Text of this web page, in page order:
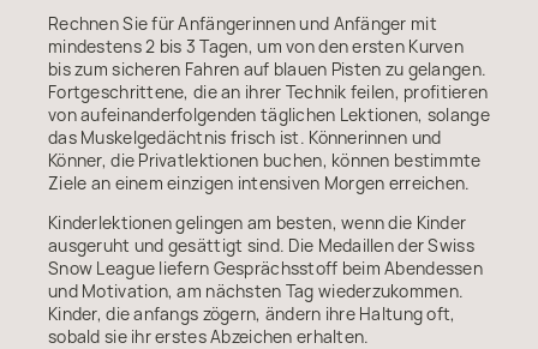
Rechnen Sie für Anfängerinnen und Anfänger mit
mindestens 2 bis 3 Tagen, um von den ersten Kurven
bis zum sicheren Fahren auf blauen Pisten zu gelangen.
Fortgeschrittene, die an ihrer Technik feilen, profitieren
von aufeinanderfolgenden täglichen Lektionen, solange
das Muskelgedächtnis frisch ist. Könnerinnen und
Könner, die Privatlektionen buchen, können bestimmte
Ziele an einem einzigen intensiven Morgen erreichen.
Kinderlektionen gelingen am besten, wenn die Kinder
ausgeruht und gesättigt sind. Die Medaillen der Swiss
Snow League liefern Gesprächsstoff beim Abendessen
und Motivation, am nächsten Tag wiederzukommen.
Kinder, die anfangs zögern, ändern ihre Haltung oft,
sobald sie ihr erstes Abzeichen erhalten.